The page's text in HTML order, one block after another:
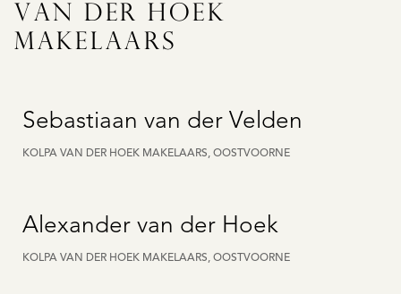
VAN DER HOEK
MAKELAARS
Sebastiaan van der Velden
KOLPA VAN DER HOEK MAKELAARS, OOSTVOORNE
Alexander van der Hoek
KOLPA VAN DER HOEK MAKELAARS, OOSTVOORNE